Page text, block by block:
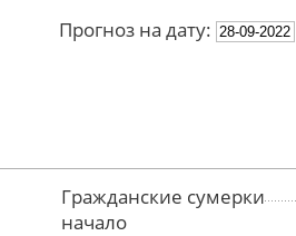
Прогноз на дату:
Гражданские сумерки
начало